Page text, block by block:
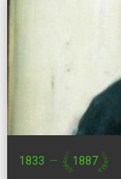
1833 — 1887